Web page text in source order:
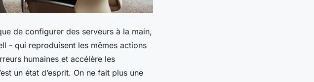
de configurer des serveurs à la main,
- qui reproduisent les mêmes actions
humaines et accélère les
un état d’esprit. On ne fait plus une